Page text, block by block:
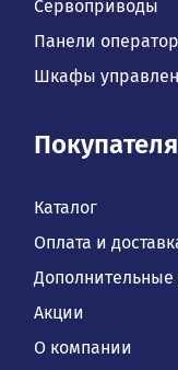
Сервоприводы
Панели
Шкафы
Каталог
Оплата и
Дополнительные
Акции
О компании